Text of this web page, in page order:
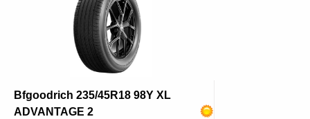
Bfgoodrich 235/45R18 98Y XL
ADVANTAGE 2